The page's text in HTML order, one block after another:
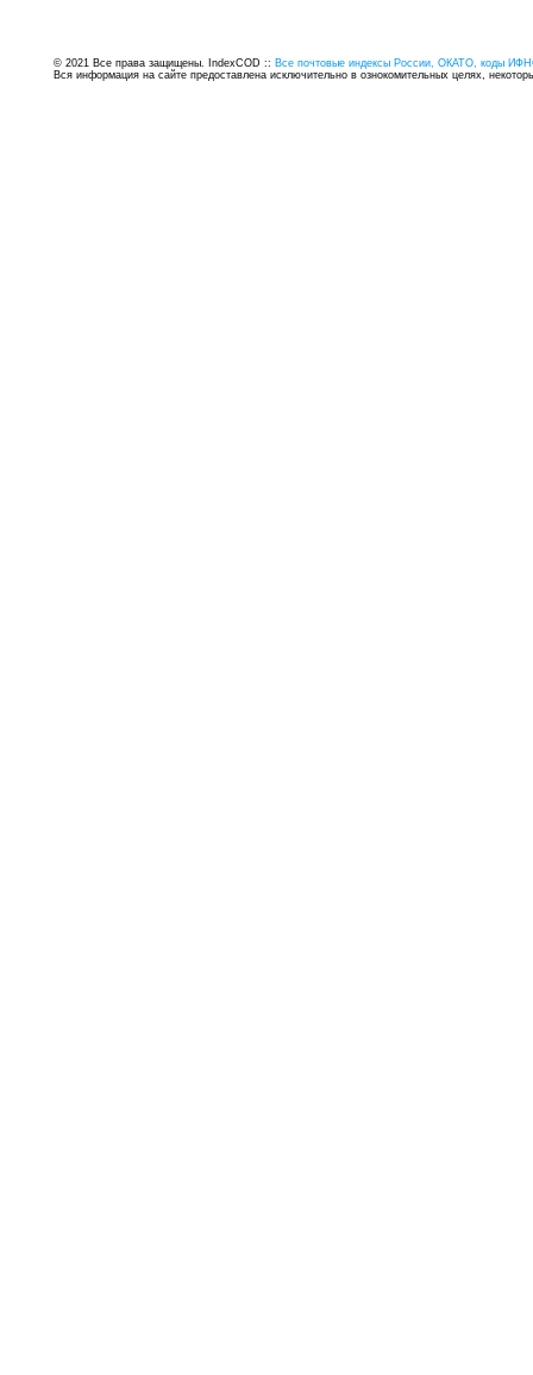
© 2021 Все права защищены. IndexCOD :: Все почтовые индексы России, ОКАТО, коды
Вся информация на сайте предоставлена исключительно в ознокомительных целях,